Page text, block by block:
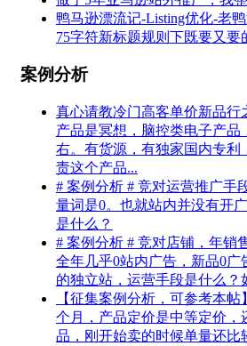
鸭马逊漂流记-Listing优化-老
75字符新标题规则下既要又要
案例分析
真心请教冷门高客单价新品行
产品是冥想，脑控类电子产品
右。有货源，有独家国内专利
责这个产品...
# 案例分析 # 竞对运营推广手
量词是0。也就站内并没有开
是什么？
# 案例分析 # 竞对店铺，年销
全年几乎0站内广告，新品0广
的独立站，运营手段是什么？
【征集案例分析，可参考本
个月，产品定价是中等定价，
品，刚开始卖的时候单量还比